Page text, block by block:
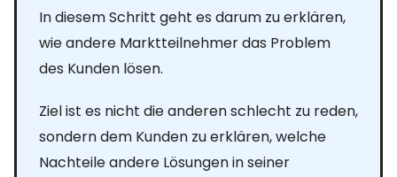
In diesem Schritt geht es darum zu erklären,
wie andere Marktteilnehmer das Problem
des Kunden lösen.
Ziel ist es nicht die anderen schlecht zu reden,
sondern dem Kunden zu erklären, welche
Nachteile andere Lösungen in seiner